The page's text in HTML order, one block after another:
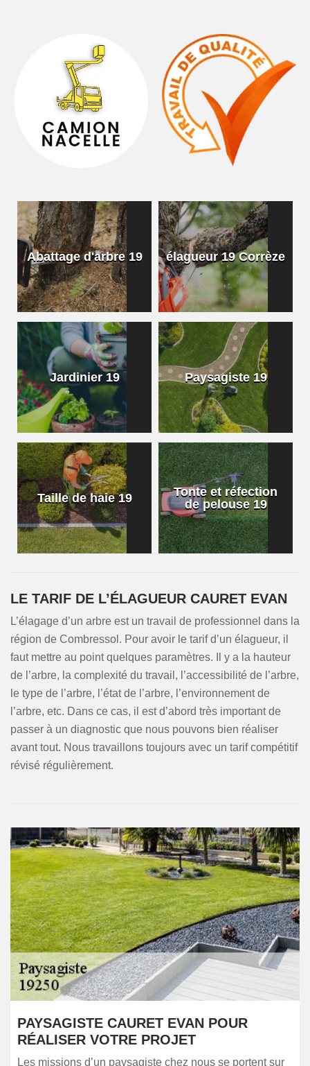
Abattage d'arbre 19 élagueur 19 Corrèze
Jardinier 19 Paysagiste 19
Taille de haie 19
Tonte et réfection
de pelouse 19
LE TARIF DE L’ÉLAGUEUR CAURET EVAN
L’élagage d’un arbre est un travail de professionnel dans la
région de Combressol. Pour avoir le tarif d’un élagueur, il
faut mettre au point quelques paramètres. Il y a la hauteur
de l’arbre, la complexité du travail, l’accessibilité de l’arbre,
le type de l’arbre, l’état de l’arbre, l’environnement de
l’arbre, etc. Dans ce cas, il est d’abord très important de
passer à un diagnostic que nous pouvons bien réaliser
avant tout. Nous travaillons toujours avec un tarif compétitif
révisé régulièrement.
PAYSAGISTE CAURET EVAN POUR
RÉALISER VOTRE PROJET
Les missions d’un paysagiste chez nous se portent sur